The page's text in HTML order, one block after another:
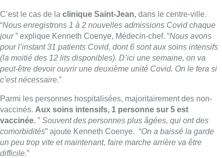
C’est le cas de la clinique Saint-Jean, dans le centre-ville.
“Nous enregistrons 1 à 2 nouvelles admissions Covid chaque
jour” explique Kenneth Coenye, Médecin-chef. “Nous avons
pour l’instant 31 patients Covid, dont 6 sont aux soins intensifs
(la moitié des 12 lits disponibles). D’ici une semaine, on va
peut-être devoir ouvrir une deuxième unité Covid. On le fera si
c’est nécessaire.”
Parmi les personnes hospitalisées, majoritairement des non-
vaccinés. Aux soins intensifs, 1 personne sur 5 est
vaccinée. ” Souvent des personnes plus âgées, qui ont des
comorbidités” ajoute Kenneth Coenye. “On a baissé la garde
un peu trop vite et maintenant, faire marche arrière va être
difficile.”